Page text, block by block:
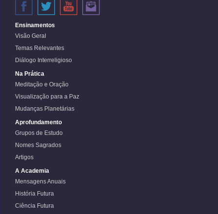
Ensinamentos
Visão Geral
Temas Relevantes
Diálogo Interreligioso
Na Prática
Meditação e Oração
Visualização para a Paz
Mudanças Planetárias
Aprofundamento
Grupos de Estudo
Nomes Sagrados
Artigos
A Academia
Mensagens Anuais
História Futura
Ciência Futura